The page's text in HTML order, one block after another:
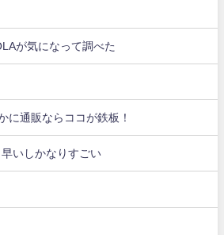
が気になって調べた
に通販ならココが鉄板！
いしかなりすごい